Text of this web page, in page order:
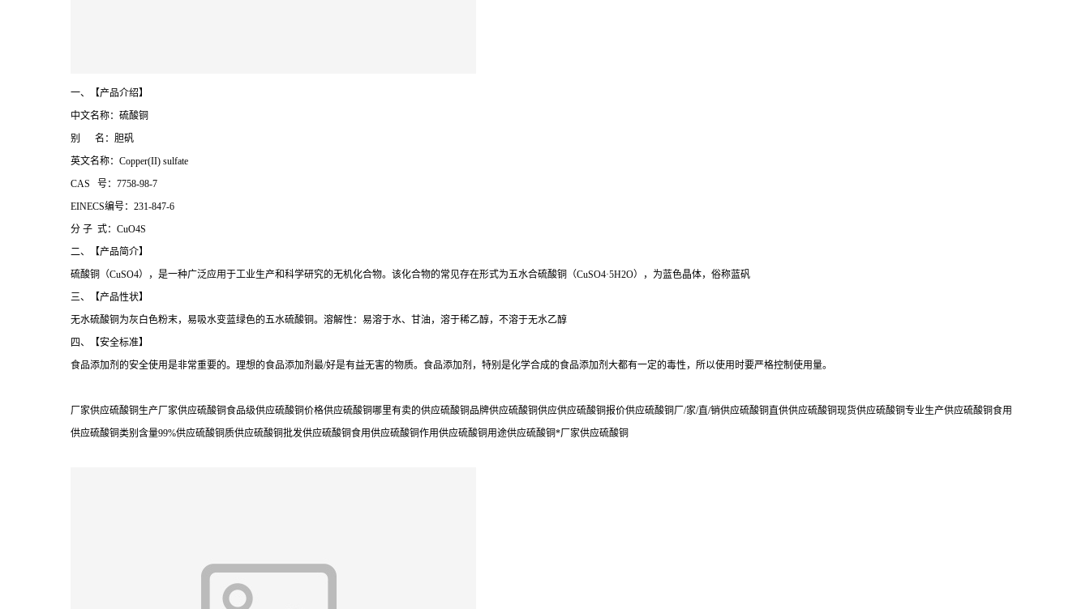
一、【产品介绍】
中文名称：硫酸铜
别 名：胆矾
英文名称：Copper(II) sulfate
CAS 号：7758-98-7
EINECS编号：231-847-6
分 子 式：CuO4S
二、【产品简介】
硫酸铜（CuSO4），是一种广泛应用于工业生产和科学研究的无机化合物。该化合物的常见存在形式为五水合硫酸铜（CuSO4·5H2O），为蓝色晶体，俗称蓝矾
三、【产品性状】
无水硫酸铜为灰白色粉末，易吸水变蓝绿色的五水硫酸铜。溶解性：易溶于水、甘油，溶于稀乙醇，不溶于无水乙醇
四、【安全标准】
食品添加剂的安全使用是非常重要的。理想的食品添加剂最/好是有益无害的物质。食品添加剂，特别是化学合成的食品添加剂大都有一定的毒性，所以使用时要严格控制使用量。
厂家供应硫酸铜生产厂家供应硫酸铜食品级供应硫酸铜价格供应硫酸铜哪里有卖的供应硫酸铜品牌供应硫酸铜供应供应硫酸铜报价供应硫酸铜厂/家/直/销供应硫酸铜直供供应硫酸铜现货供应硫酸铜专业生产供应硫酸铜食用
供应硫酸铜类别含量99%供应硫酸铜质供应硫酸铜批发供应硫酸铜食用供应硫酸铜作用供应硫酸铜用途供应硫酸铜*厂家供应硫酸铜